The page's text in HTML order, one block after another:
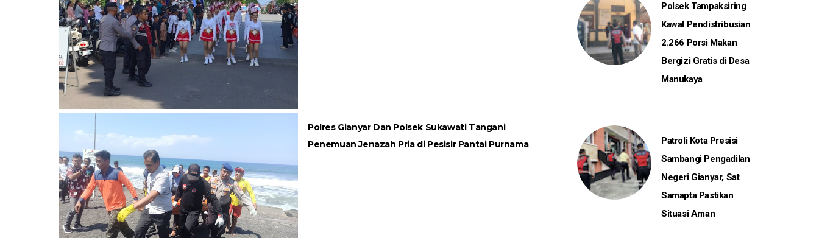
Polres Gianyar Dan Polsek Sukawati Tangani
Penemuan Jenazah Pria di Pesisir Pantai Purnama
Polsek Tampaksiring
Kawal Pendistribusian
2.266 Porsi Makan
Bergizi Gratis di Desa
Manukaya
Patroli Kota Presisi
Sambangi Pengadilan
Negeri Gianyar, Sat
Samapta Pastikan
Situasi Aman